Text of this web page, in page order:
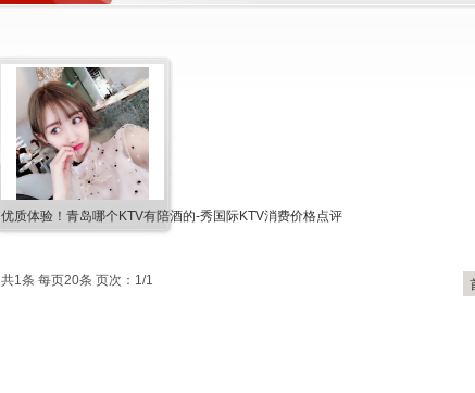
优质体验！青岛哪个KTV有陪酒的-秀国际KTV消费价格点评
共1条 每页20条 页次：1/1